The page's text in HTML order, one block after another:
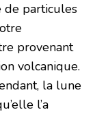
de particules
provenant
volcanique.
la lune
l’a